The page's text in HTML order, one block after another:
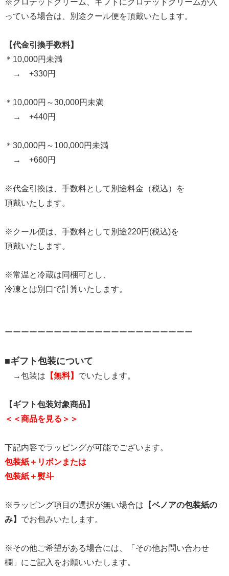
※クロテッドクリーム、ギフトにクロテッドクリームが入
っている場合は、別途クール便を頂戴いたします。
【代金引換手数料】
＊10,000円未満
→ +330円
＊10,000円～30,000円未満
→ +440円
＊30,000円～100,000円未満
→ +660円
※代金引換は、手数料として別途料金（税込）を
頂戴いたします。
※クール便は、手数料として別途220円(税込)を
頂戴いたします。
※常温と冷蔵は同梱可とし、
冷凍とは別口で計算いたします。
ーーーーーーーーーーーーーーーーーーーーーーー
■ギフト包装について
→包装は 【無料】 でいたします。
【ギフト包装対象商品】
＜＜商品を見る＞＞
下記内容でラッピングが可能でございます。
包装紙＋リボンまたは
包装紙＋熨斗
※ラッピング項目の選択が無い場合は 【ベノアの包装紙の
み】 でお包みいたします。
※その他ご希望がある場合には、「その他お問い合わせ
欄」にご記入をお願いいたします。